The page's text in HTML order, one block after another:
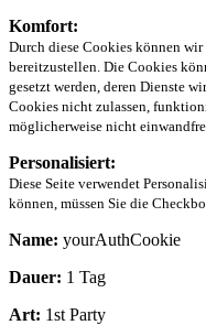
Komfort:
Durch diese Cookies können
bereitzustellen. Die Cookies
gesetzt werden, deren Dienste
Cookies nicht zulassen,
möglicherweise nicht
Personalisiert:
Diese Seite verwendet
können, müssen Sie die
Name: yourAuthCookie
Dauer: 1 Tag
Art: 1st Party